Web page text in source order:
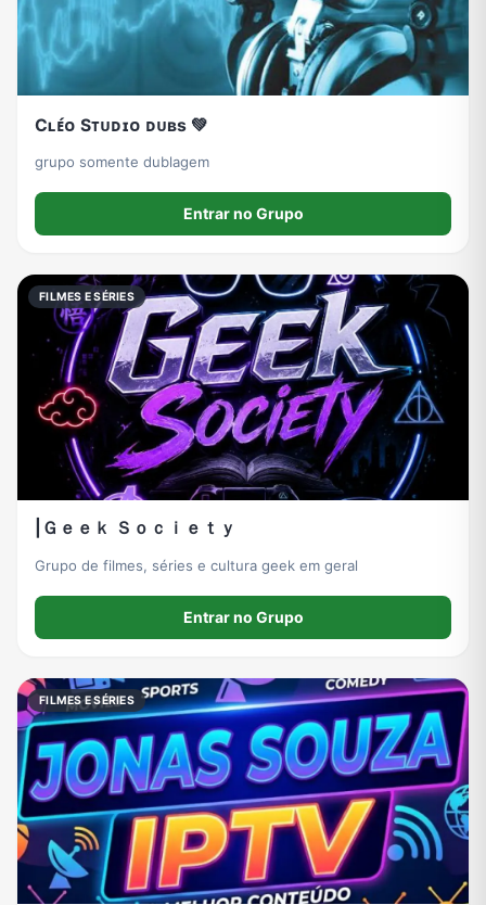
Cʟᴇ́ᴏ Sᴛᴜᴅɪᴏ ᴅᴜʙs 💚
grupo somente dublagem
Entrar no Grupo
FILMES E SÉRIES
|Ｇｅｅｋ Ｓｏｃｉｅｔｙ
Grupo de filmes, séries e cultura geek em geral
Entrar no Grupo
FILMES E SÉRIES